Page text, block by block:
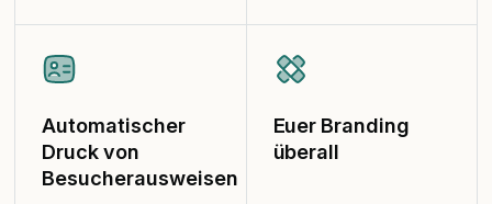
Automatischer
Druck von
Besucherausweisen
Euer Branding
überall